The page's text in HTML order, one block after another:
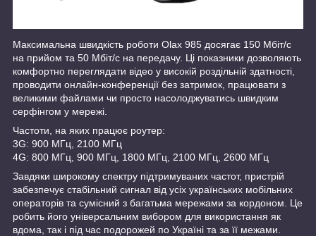
Максимальна швидкість роботи Olax 985 досягає 150 Мбіт/с
на прийом та 50 Мбіт/с на передачу. Ці показники дозволяють
комфортно переглядати відео у високій роздільній здатності,
проводити онлайн-конференції без затримок, працювати з
великими файлами чи просто насолоджуватись швидким
серфінгом у мережі.
Частоти, на яких працює роутер:
3G: 900 МГц, 2100 МГц
4G: 800 МГц, 900 МГц, 1800 МГц, 2100 МГц, 2600 МГц
Завдяки широкому спектру підтримуваних частот, пристрій
забезпечує стабільний сигнал від усіх українських мобільних
операторів та сумісний з багатьма мережами за кордоном. Це
робить його універсальним вибором для використання як
вдома, так і під час подорожей по Україні та за її межами.